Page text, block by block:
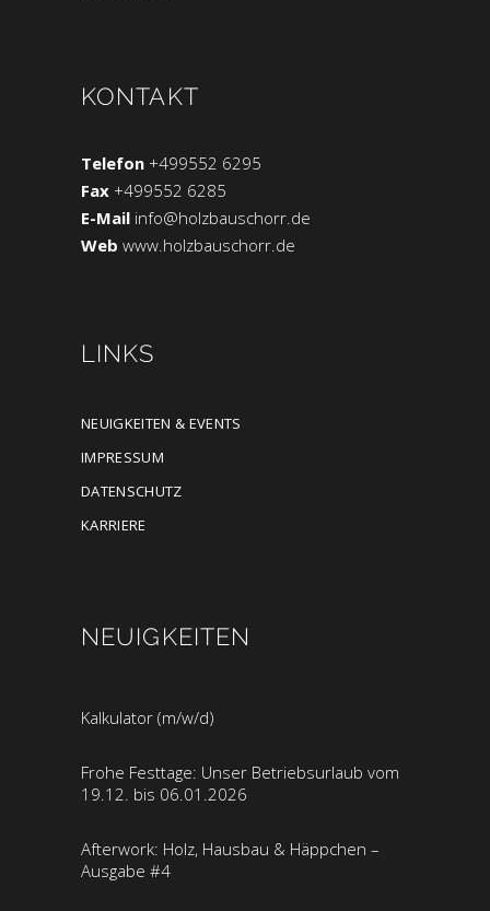
KONTAKT
Telefon +499552 6295
Fax +499552 6285
E-Mail info@holzbauschorr.de
Web www.holzbauschorr.de
LINKS
NEUIGKEITEN & EVENTS
IMPRESSUM
DATENSCHUTZ
KARRIERE
NEUIGKEITEN
Kalkulator (m/w/d)
Frohe Festtage: Unser Betriebsurlaub vom
19.12. bis 06.01.2026
Afterwork: Holz, Hausbau & Häppchen –
Ausgabe #4